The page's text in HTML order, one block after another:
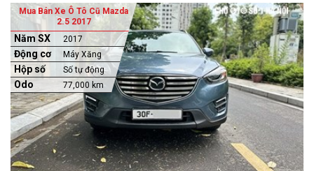
Mua Bán Xe Ô Tô Cũ Mazda
2.5 2017
Năm SX 2017
Động cơ Máy Xăng
Hộp số Số tự động
Odo 77,000 km